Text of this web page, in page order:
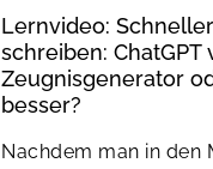
Lernvideo:
schreiben: ChatGPT
Zeugnisgenerator
besser?
Nachdem man in den